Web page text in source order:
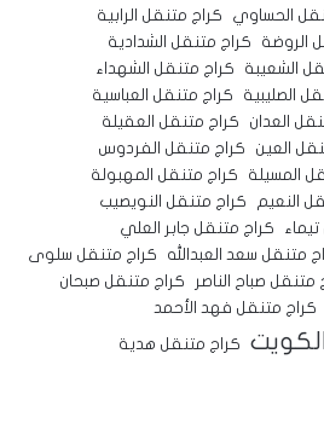
الحساوي
كراج متنقل الرابية
الروضة
كراج متنقل الشدادية
الشعيبة
كراج متنقل الشهداء
الصليبية
كراج متنقل العباسية
العدان
كراج متنقل العقيلة
العين
كراج متنقل الفردوس
المسيلة
كراج متنقل المهبولة
النعيم
كراج متنقل النويصيب
كراج متنقل جابر العلي
متنقل سعد العبدالله
كراج متنقل سلوى
متنقل صباح الناصر
كراج متنقل صبحان
كراج متنقل فهد الأحمد
كراج متنقل هدية